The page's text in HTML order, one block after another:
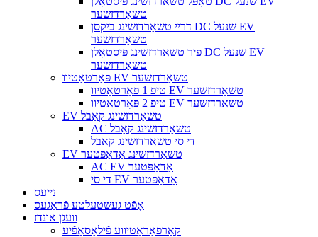
טשאַרדזשער
דריי טשאַרדזשינג ביקסן DC שנעל EV
טשאַרדזשער
פיר טשאַרדזשינג פּיסטאָלן DC שנעל EV
טשאַרדזשער
פּאָרטאַטיוו EV טשאַרדזשער
טיפ 1 פּאָרטאַטיוו EV טשאַרדזשער
טיפ 2 פּאָרטאַטיוו EV טשאַרדזשער
EV טשאַרדזשינג קאַבל
AC טשאַרדזשינג קאַבל
די סי טשאַרדזשינג קאַבל
EV טשאַרדזשינג אַדאַפּטער
AC EV אַדאַפּטער
די סי EV אַדאַפּטער
נייעס
אָפֿט געשטעלטע פֿראַגעס
וועגן אונדז
קאָרפּאָראַטיווע פֿילאָסאָפֿיע